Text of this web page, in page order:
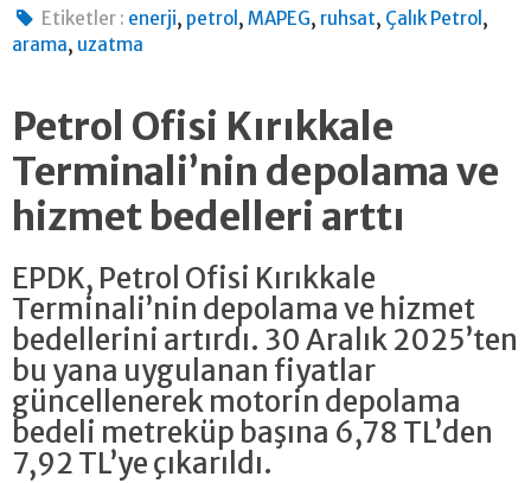
Etiketler : enerji, petrol ,MAPEG, ruhsat, Çalık Petrol ,
arama, uzatma
Petrol Ofisi Kırıkkale
Terminali’nin depolama ve
hizmet bedelleri arttı
EPDK, Petrol Ofisi Kırıkkale
Terminali’nin depolama ve hizmet
bedellerini artırdı. 30 Aralık 2025’ten
bu yana uygulanan fiyatlar
güncellenerek motorin depolama
bedeli metreküp başına 6,78 TL’den
7,92 TL’ye çıkarıldı.